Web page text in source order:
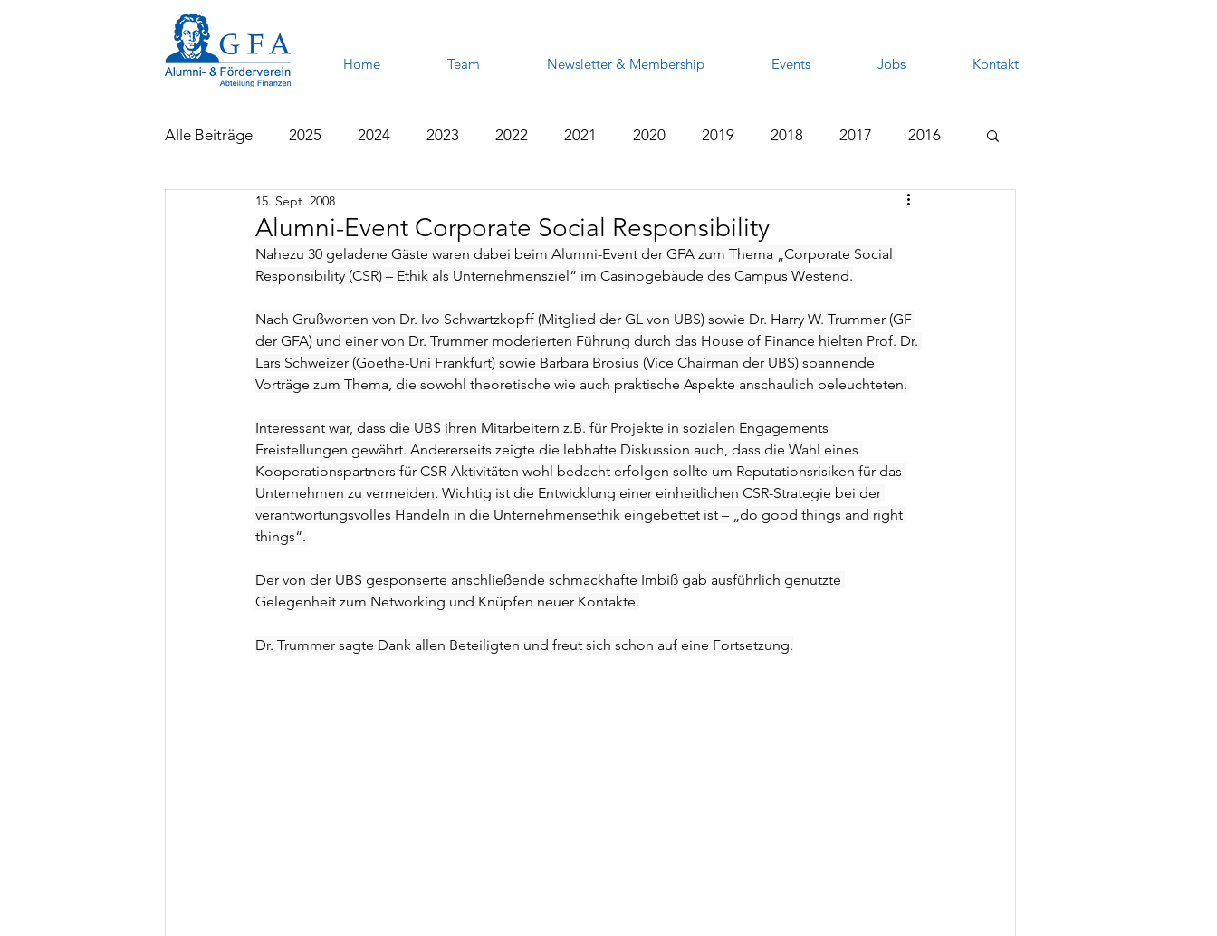
Home Team Newsletter & Membership Events Jobs Kontakt
Alle Beiträge 2025 2024 2023 2022 2021 2020 2019 2018 2017 2016
2014
Alumni-Event Corporate Social Responsibility
15. Sept. 2008
Nahezu 30 geladene Gäste waren dabei beim Alumni-Event der GFA zum Thema „Corporate Social
Responsibility (CSR) – Ethik als Unternehmensziel“ im Casinogebäude des Campus Westend.
Nach Grußworten von Dr. Ivo Schwartzkopff (Mitglied der GL von UBS) sowie Dr. Harry W. Trummer (GF
der GFA) und einer von Dr. Trummer moderierten Führung durch das House of Finance hielten Prof. Dr.
Lars Schweizer (Goethe-Uni Frankfurt) sowie Barbara Brosius (Vice Chairman der UBS) spannende
Vorträge zum Thema, die sowohl theoretische wie auch praktische Aspekte anschaulich beleuchteten.
Interessant war, dass die UBS ihren Mitarbeitern z.B. für Projekte in sozialen Engagements
Freistellungen gewährt. Andererseits zeigte die lebhafte Diskussion auch, dass die Wahl eines
Kooperationspartners für CSR-Aktivitäten wohl bedacht erfolgen sollte um Reputationsrisiken für das
Unternehmen zu vermeiden. Wichtig ist die Entwicklung einer einheitlichen CSR-Strategie bei der
verantwortungsvolles Handeln in die Unternehmensethik eingebettet ist – „do good things and right
things“.
Der von der UBS gesponserte anschließende schmackhafte Imbiß gab ausführlich genutzte
Gelegenheit zum Networking und Knüpfen neuer Kontakte.
Dr. Trummer sagte Dank allen Beteiligten und freut sich schon auf eine Fortsetzung.